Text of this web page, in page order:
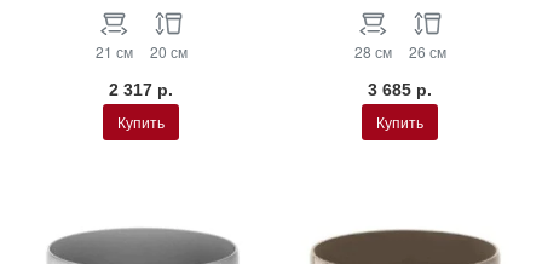
21 см 20 см
2 317 р.
Купить
28 см 26 см
3 685 р.
Купить